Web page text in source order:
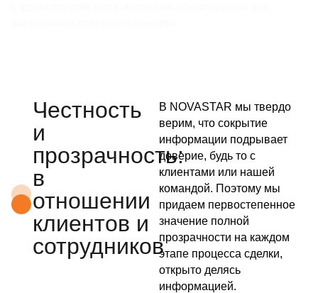
Честность
и
прозрачность:
в
отношении
клиентов и
сотрудников
В NOVASTAR мы твердо
верим, что сокрытие
информации подрывает
доверие, будь то с
клиентами или нашей
командой. Поэтому мы
придаем первостепенное
значение полной
прозрачности на каждом
этапе процесса сделки,
открыто делясь
информацией.